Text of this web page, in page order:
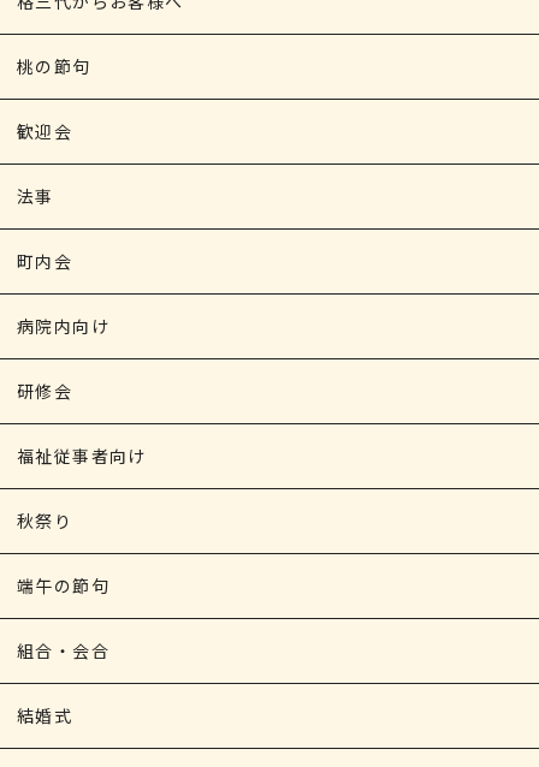
桃の節句
歓迎会
法事
町内会
病院内向け
研修会
福祉従事者向け
秋祭り
端午の節句
組合・会合
結婚式